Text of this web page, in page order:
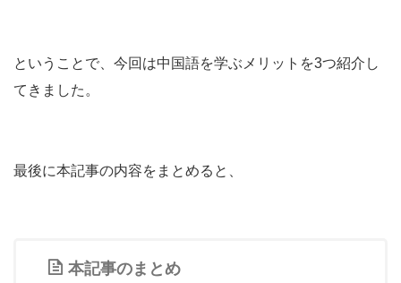
ということで、今回は中国語を学ぶメリットを3つ紹介し
てきました。
最後に本記事の内容をまとめると、
本記事のまとめ